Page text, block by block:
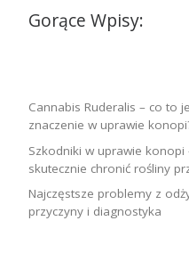
Gorące Wpisy:
Cannabis Ruderalis – co to
znaczenie w uprawie
Szkodniki w uprawie
skutecznie chronić rośliny
Najczęstsze problemy z
przyczyny i diagnostyka